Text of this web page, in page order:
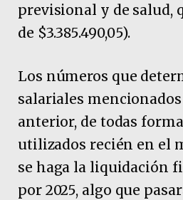
previsional y de salud,
de $3.385.490,05).
Los números que
salariales
anterior, de todas
utilizados recién en el
se haga la liquidación
por 2025, algo que